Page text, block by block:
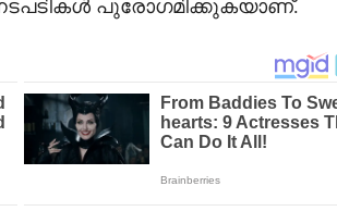
നടപടികൾ പുരോഗമിക്കുകയാണ്.